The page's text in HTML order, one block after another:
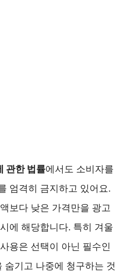
관한 법률에서도 소비자를
엄격히 금지하고 있어요.
보다 낮은 가격만을 광고
에 해당합니다. 특히 겨울
용은 선택이 아닌 필수인
숨기고 나중에 청구하는 것